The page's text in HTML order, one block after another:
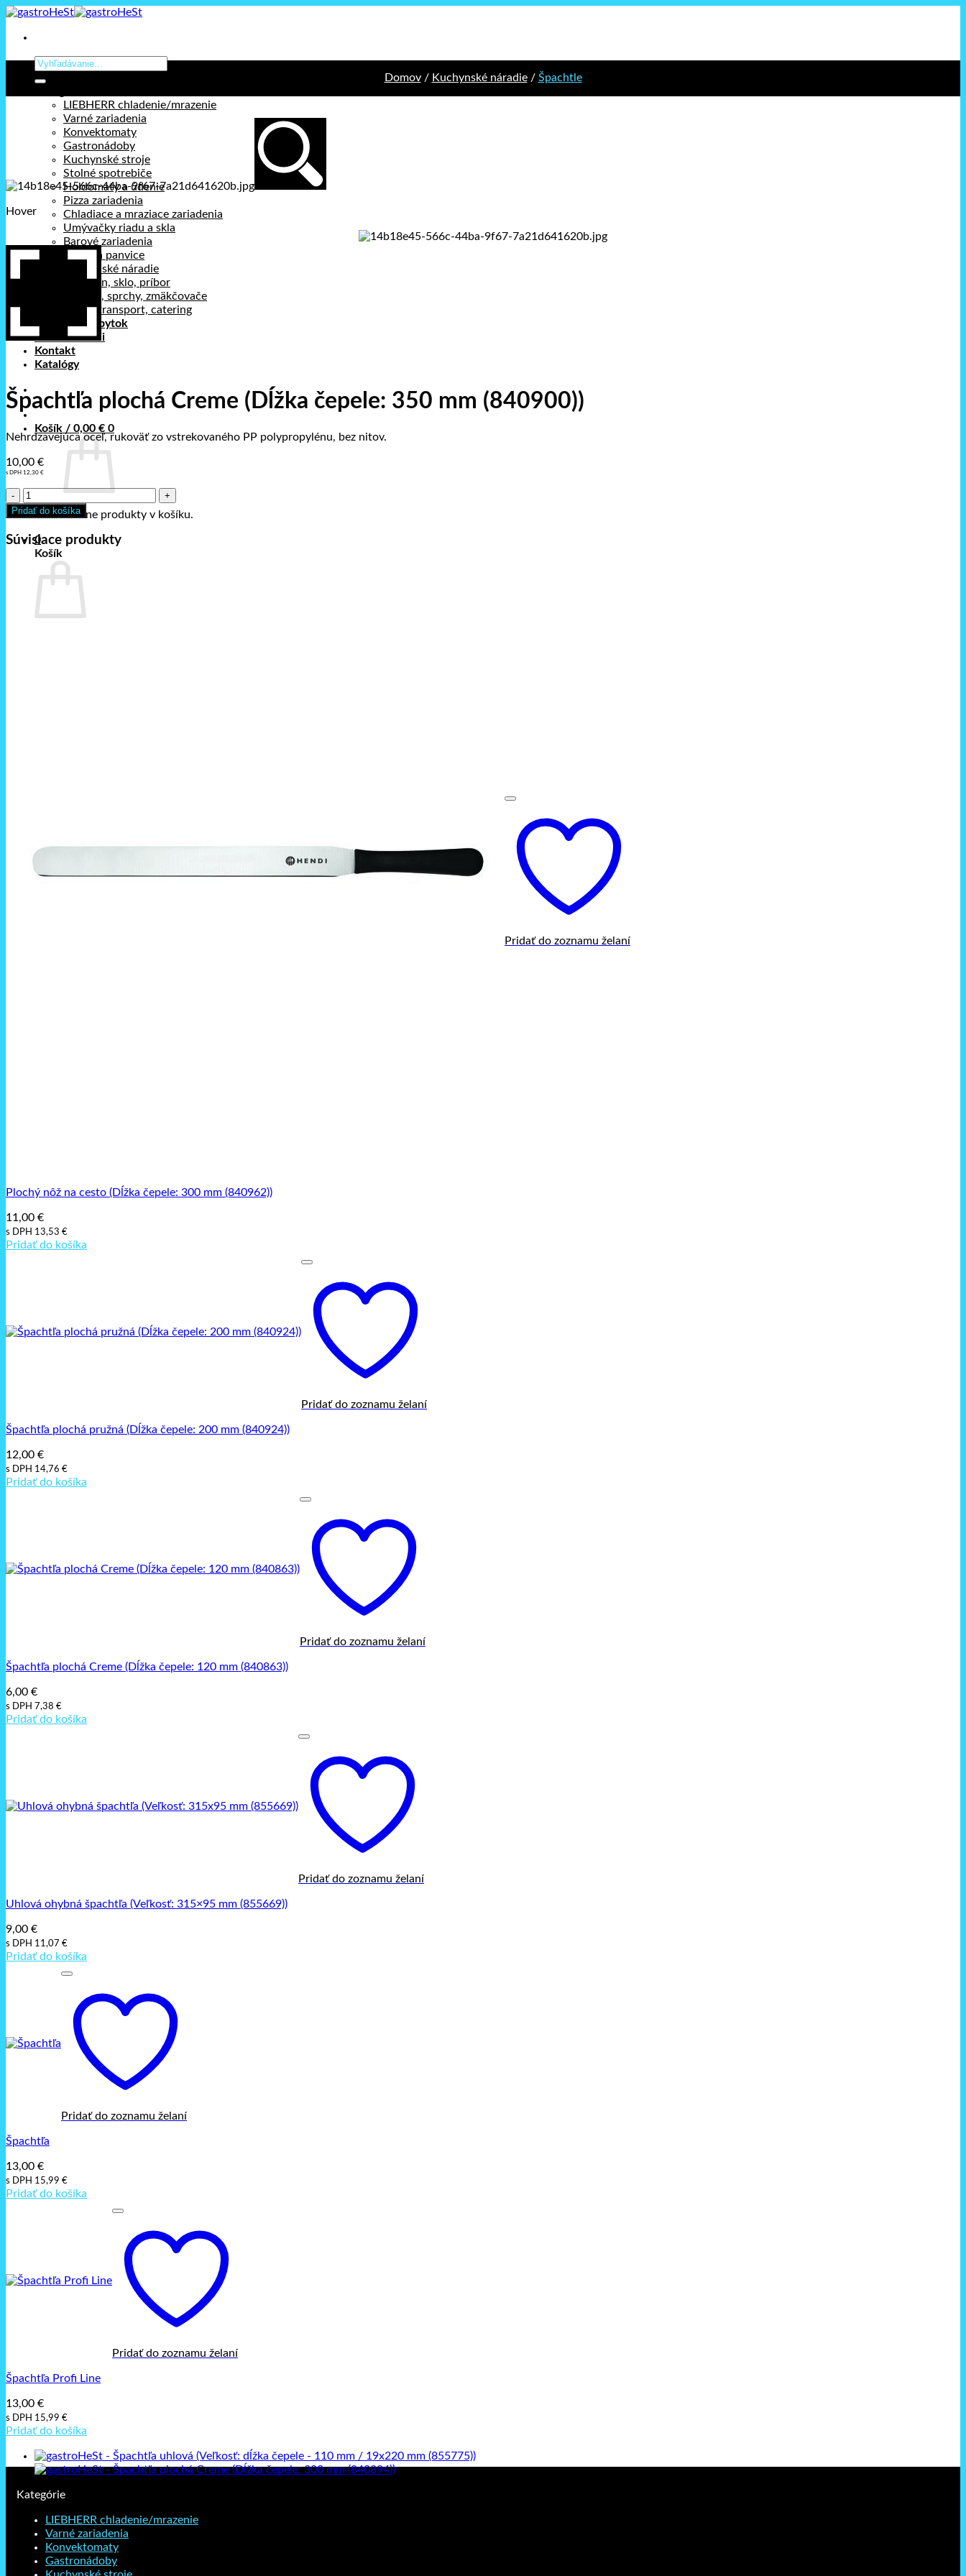
Prejsť
obsah
Hľadať:
LIEBHERR chladenie/mrazenie
Varné zariadenia
Konvektomaty
Gastronádoby
Kuchynské stroje
Stolné spotrebiče
Holdomaty a údenie
Pizza zariadenia
Chladiace a mraziace zariadenia
Umývačky riadu a skla
Barové zariadenia
Hrnce a panvice
Kuchynské náradie
Porcelán, sklo, príbor
Chémia, sprchy, zmäkčovače
Výdaj, transport, catering
Nerezový nábytok
Foto realizácii
Kontakt
Katalógy
Košík / 0,00 € 0
Žiadne produkty v košíku.
0
Košík
Domov / Kuchynské náradie / Špachtle
Hover
Špachtľa plochá Creme (Dĺžka čepele: 350 mm (840900))
Nehrdzavejúca oceľ, rukoväť zo vstrekovaného PP polypropylénu, bez nitov.
10,00 €
s DPH 12,30 €
množstvo
Špachtľa
plochá
Creme
(Dĺžka
čepele:
350
Pridať do košíka
Súvisiace produkty
Pridať do zoznamu želaní
Plochý nôž na cesto (Dĺžka čepele: 300 mm (840962))
11,00 €
s DPH 13,53 €
Pridať do košíka
Pridať do zoznamu želaní
Špachtľa plochá pružná (Dĺžka čepele: 200 mm (840924))
12,00 €
s DPH 14,76 €
Pridať do košíka
Pridať do zoznamu želaní
Špachtľa plochá Creme (Dĺžka čepele: 120 mm (840863))
6,00 €
s DPH 7,38 €
Pridať do košíka
Pridať do zoznamu želaní
Uhlová ohybná špachtľa (Veľkosť: 315×95 mm (855669))
9,00 €
s DPH 11,07 €
Pridať do košíka
Pridať do zoznamu želaní
Špachtľa
13,00 €
s DPH 15,99 €
Pridať do košíka
Pridať do zoznamu želaní
Špachtľa Profi Line
13,00 €
s DPH 15,99 €
Pridať do košíka
Kategórie
LIEBHERR chladenie/mrazenie
Varné zariadenia
Konvektomaty
Gastronádoby